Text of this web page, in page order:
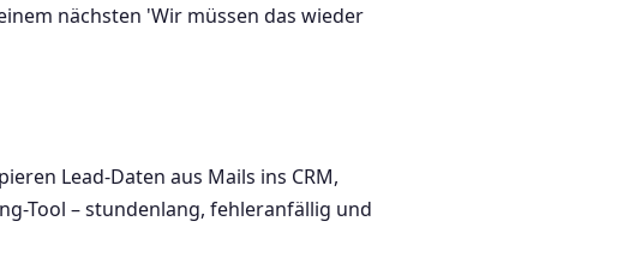
nächsten 'Wir müssen das wieder
Lead-Daten aus Mails ins CRM,
Tool – stundenlang, fehleranfällig und